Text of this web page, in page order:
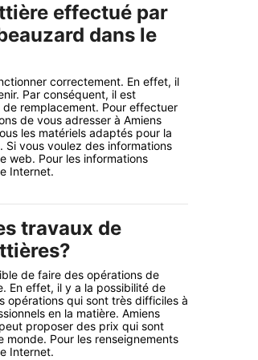
effectué par
dans le
correctement. En effet, il
Par conséquent, il est
remplacement. Pour effectuer
de vous adresser à Amiens
les matériels adaptés pour la
vous voulez des informations
web. Pour les informations
Internet.
travaux de
de faire des opérations de
En effet, il y a la possibilité de
opérations qui sont très difficiles à
en la matière. Amiens
proposer des prix qui sont
Pour les renseignements
Internet.